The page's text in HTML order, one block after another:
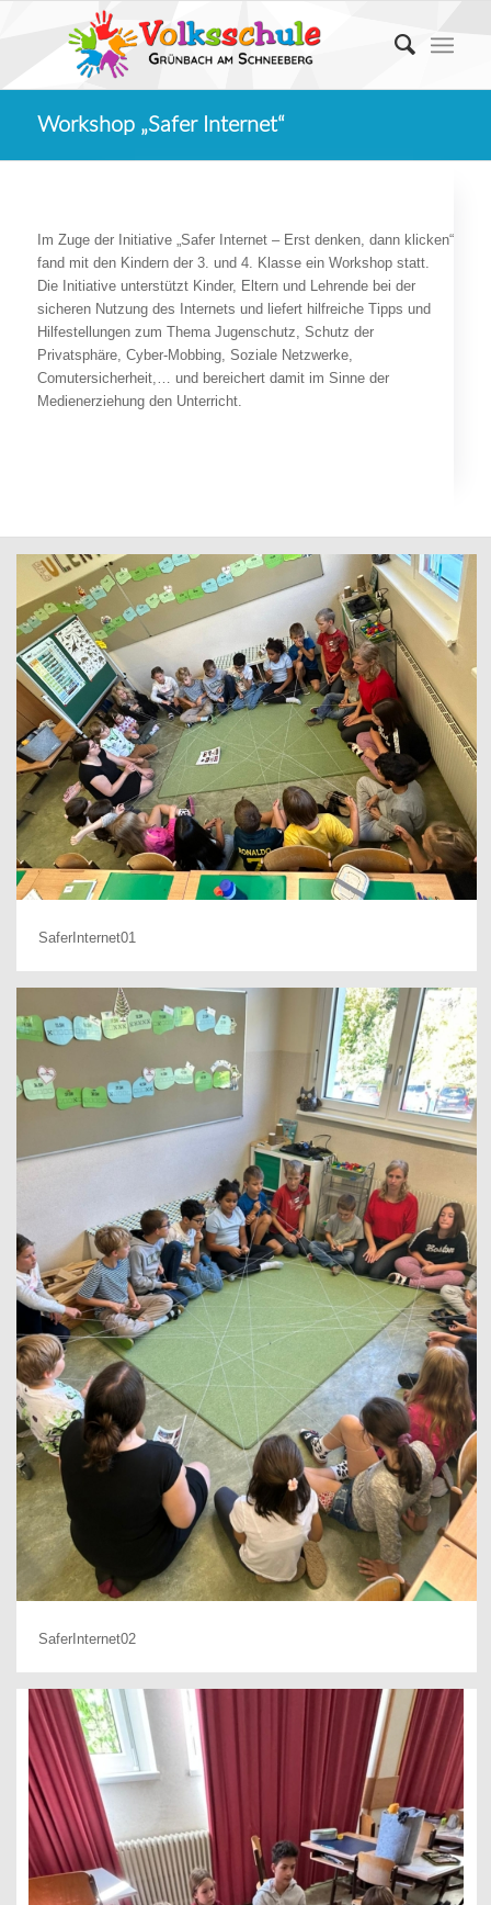
Workshop „Safer Internet“
Im Zuge der Initiative „Safer Internet – Erst denken, dann klicken“
fand mit den Kindern der 3. und 4. Klasse ein Workshop statt.
Die Initiative unterstützt Kinder, Eltern und Lehrende bei der
sicheren Nutzung des Internets und liefert hilfreiche Tipps und
Hilfestellungen zum Thema Jugenschutz, Schutz der
Privatsphäre, Cyber-Mobbing, Soziale Netzwerke,
Comutersicherheit,… und bereichert damit im Sinne der
Medienerziehung den Unterricht.
SaferInternet01
SaferInternet02